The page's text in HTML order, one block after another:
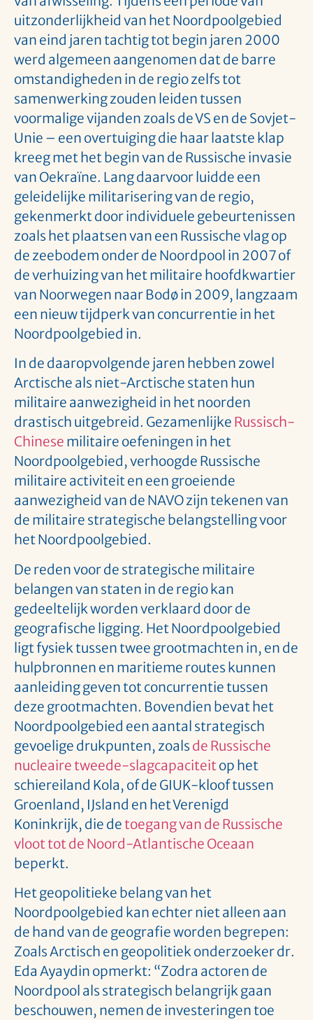
uitzonderlijkheid van het Noordpoolgebied
van eind jaren tachtig tot begin jaren 2000
werd algemeen aangenomen dat de barre
omstandigheden in de regio zelfs tot
samenwerking zouden leiden tussen
voormalige vijanden zoals de VS en de Sovjet-
Unie – een overtuiging die haar laatste klap
kreeg met het begin van de Russische invasie
van Oekraïne. Lang daarvoor luidde een
geleidelijke militarisering van de regio,
gekenmerkt door individuele gebeurtenissen
zoals het plaatsen van een Russische vlag op
de zeebodem onder de Noordpool in 2007 of
de verhuizing van het militaire hoofdkwartier
van Noorwegen naar Bodø in 2009, langzaam
een nieuw tijdperk van concurrentie in het
Noordpoolgebied in.
In de daaropvolgende jaren hebben zowel
Arctische als niet-Arctische staten hun
militaire aanwezigheid in het noorden
drastisch uitgebreid. Gezamenlijke Russisch-
Chinese militaire oefeningen in het
Noordpoolgebied, verhoogde Russische
militaire activiteit en een groeiende
aanwezigheid van de NAVO zijn tekenen van
de militaire strategische belangstelling voor
het Noordpoolgebied.
De reden voor de strategische militaire
belangen van staten in de regio kan
gedeeltelijk worden verklaard door de
geografische ligging. Het Noordpoolgebied
ligt fysiek tussen twee grootmachten in, en de
hulpbronnen en maritieme routes kunnen
aanleiding geven tot concurrentie tussen
deze grootmachten. Bovendien bevat het
Noordpoolgebied een aantal strategisch
gevoelige drukpunten, zoals de Russische
nucleaire tweede-slagcapaciteitop het
schiereiland Kola, of de GIUK-kloof tussen
Groenland, IJsland en het Verenigd
Koninkrijk, die detoegang van de Russische
vloot tot de Noord-Atlantische Oceaan
beperkt.
Het geopolitieke belang van het
Noordpoolgebied kan echter niet alleen aan
de hand van de geografie worden begrepen:
Zoals Arctisch en geopolitiek onderzoeker dr.
Eda Ayaydin opmerkt: “Zodra actoren de
Noordpool als strategisch belangrijk gaan
beschouwen, nemen de investeringen toe